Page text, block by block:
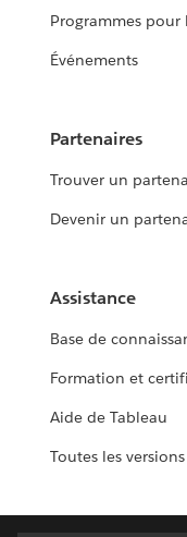
Programmes pour
Événements
Partenaires
Trouver un
Devenir un
Assistance
Base de
Formation et
Aide de Tableau
Toutes les versions